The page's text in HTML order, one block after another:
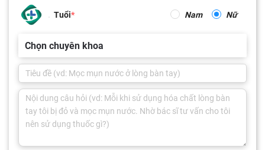
Tuổi Nam Nữ
Chọn chuyên khoa